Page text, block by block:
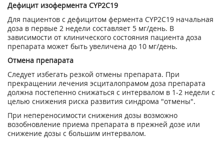
Дефицит изофермента CYP2C19
Для пациентов с дефицитом фермента CYP2C19 начальная
доза в первые 2 недели составляет 5 мг/день. В
зависимости от клинического состояния пациента доза
препарата может быть увеличена до 10 мг/день.
Отмена препарата
Следует избегать резкой отмены препарата. При
прекращении лечения эсциталопрамом доза препарата
должна постепенно снижаться с интервалом в 1-2 недели с
целью снижения риска развития синдрома "отмены".
При непереносимости снижения дозы возможно
возобновление приема препарата в прежней дозе или
снижение дозы с большим интервалом.